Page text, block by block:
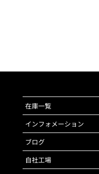
在庫一覧
インフォメーション
ブログ
自社工場